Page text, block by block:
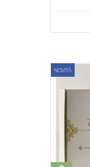
NOVITÀ